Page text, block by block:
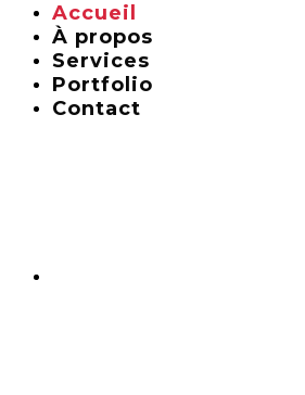
Accueil
À propos
Services
Portfolio
Contact